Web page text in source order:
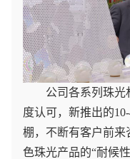
公司各系列珠光
度认可，新推出的
棚，不断有客户前来
色珠光产品的“耐候